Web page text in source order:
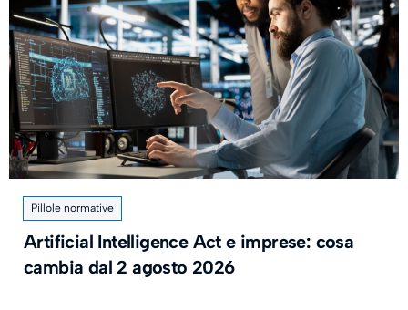
Pillole normative
Artificial Intelligence Act e imprese: cosa
cambia dal 2 agosto 2026